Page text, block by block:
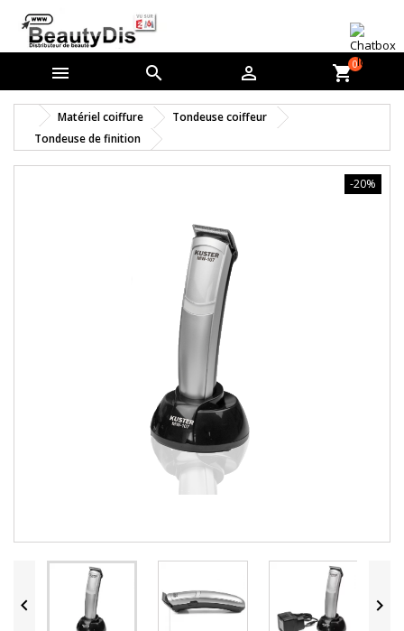
   shopping_cart0
Matériel coiffure
Tondeuse coiffeur
Tondeuse de finition
-20%
 